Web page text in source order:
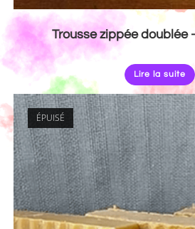
Trousse zippée doublée
Lire la suite
ÉPUISÉ